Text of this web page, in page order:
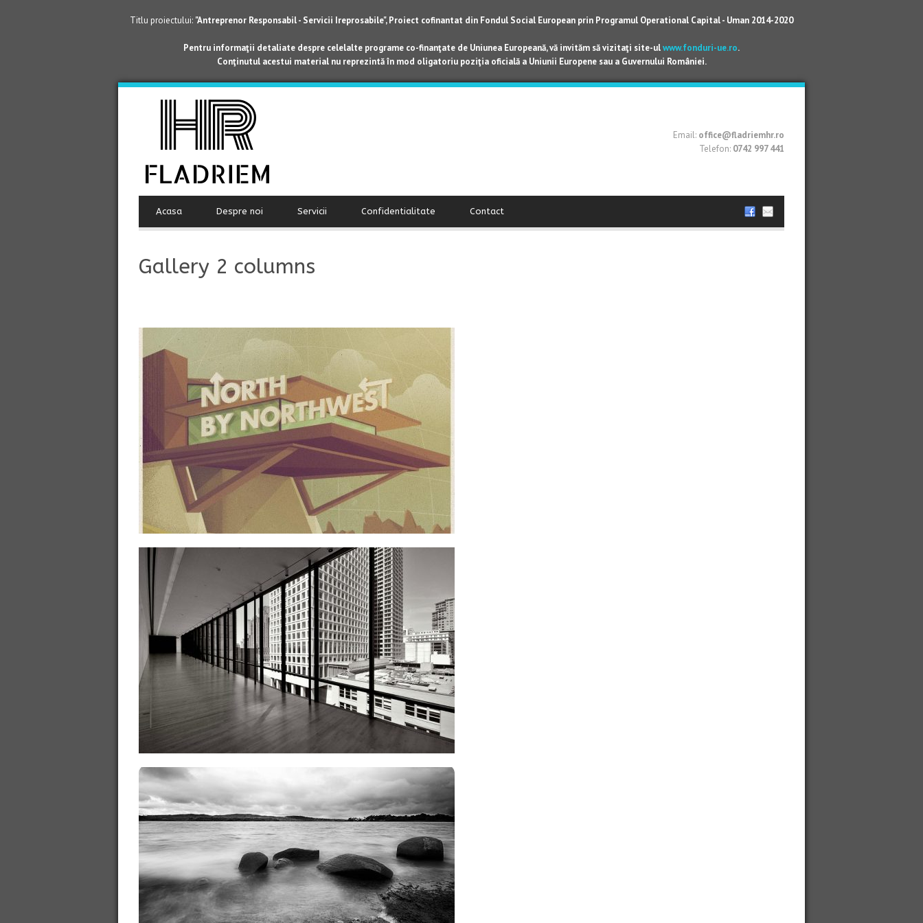
Titlu proiectului: "Antreprenor Responsabil - Servicii Ireprosabile", Proiect cofinantat din Fondul Social European prin Programul Operational Capital - Uman 2014-2020
Pentru informaţii detaliate despre celelalte programe co-finanţate de Uniunea Europeană, vă invităm să vizitaţi site-ulwww.fonduri-ue.ro.
Conţinutul acestui material nu reprezintă în mod oligatoriu poziţia oficială a Uniunii Europene sau a Guvernului României.
Email: office@fladriemhr.ro
Telefon: 0742 997 441
Acasa Despre noi Servicii Confidentialitate Contact
Gallery 2 columns